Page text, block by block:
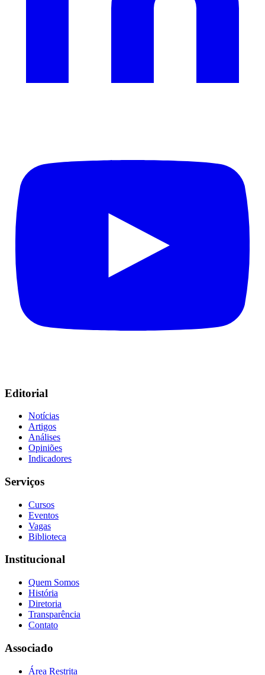
Editorial
Notícias
Artigos
Análises
Opiniões
Indicadores
Serviços
Cursos
Eventos
Vagas
Biblioteca
Institucional
Quem Somos
História
Diretoria
Transparência
Contato
Associado
Área Restrita